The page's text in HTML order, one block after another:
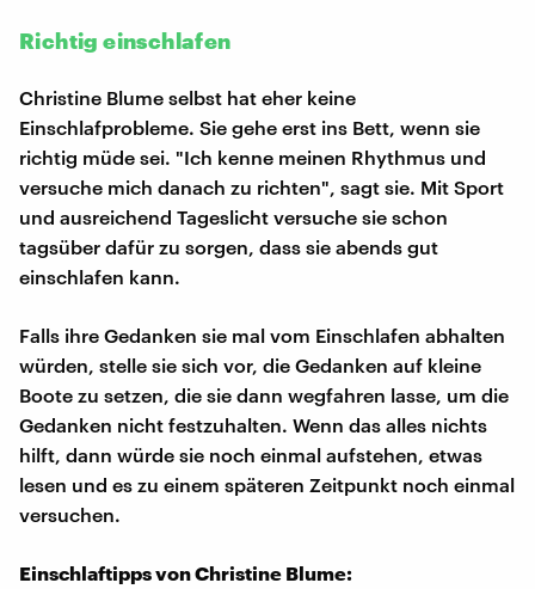
Richtig einschlafen
Christine Blume selbst hat eher keine
Einschlafprobleme. Sie gehe erst ins Bett, wenn sie
richtig müde sei. "Ich kenne meinen Rhythmus und
versuche mich danach zu richten", sagt sie. Mit Sport
und ausreichend Tageslicht versuche sie schon
tagsüber dafür zu sorgen, dass sie abends gut
einschlafen kann.
Falls ihre Gedanken sie mal vom Einschlafen abhalten
würden, stelle sie sich vor, die Gedanken auf kleine
Boote zu setzen, die sie dann wegfahren lasse, um die
Gedanken nicht festzuhalten. Wenn das alles nichts
hilft, dann würde sie noch einmal aufstehen, etwas
lesen und es zu einem späteren Zeitpunkt noch einmal
versuchen.
Einschlaftipps von Christine Blume: